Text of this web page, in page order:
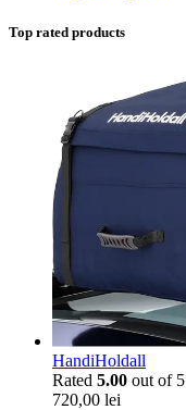
Top rated products
HandiHoldall
Rated 5.00 out of 5
720,00 lei